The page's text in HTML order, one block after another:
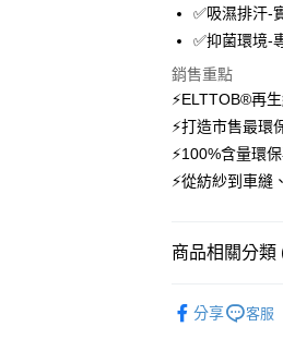
國泰世華商業
臺灣中小企業
匯豐（台灣）
聯邦商業銀行
玉山商業銀行
台新國際商業
台灣樂天信用
華南商業銀行
上海商業儲蓄
臺灣中小企業
匯豐（台灣）
聯邦商業銀行
元大商業銀行
台新國際商業
合作金庫商業
華南商業銀行
上海商業儲蓄
國泰世華商業
臺灣中小企業
匯豐（台灣）
聯邦商業銀行
元大商業銀行
台灣樂天信用
24 期 0 利
合作金庫商業
華南商業銀行
上海商業儲蓄
兆豐國際商業
華泰商業銀行
遠東國際商業
中國信託商業
LINE Pay
Apple Pay
悠遊付
相關說明
【大哥付你分期
2.付款方式選擇
流程，驗證手機
相關說明
【關於「AFTEE
✅吸濕排汗-
✅抑菌環境-
銷售重點
⚡ELTTOB®再
⚡打造市售最
⚡100%含量環
⚡從紡紗到車縫
商品相關分類
UPF50+
分享 客服